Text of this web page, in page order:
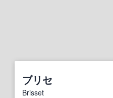
ブリセ
Brisset